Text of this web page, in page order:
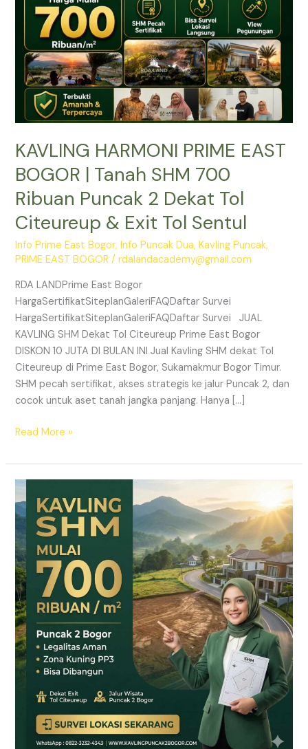
KAVLING HARMONI PRIME EAST
BOGOR | Tanah SHM 700
Ribuan Puncak 2 Dekat Tol
Citeureup & Exit Tol Sentul
Info Prime East Bogor,Info Puncak Dua,Kavling Puncak,
PRIME EAST BOGOR /rdalandacademy@gmail.com
RDA LANDPrime East Bogor
HargaSertifikatSiteplanGaleriFAQDaftar Survei
HargaSertifikatSiteplanGaleriFAQDaftar Survei JUAL
KAVLING SHM Dekat Tol Citeureup Prime East Bogor
DISKON 10 JUTA DI BULAN INI Jual Kavling SHM dekat Tol
Citeureup di Prime East Bogor, Sukamakmur Bogor Timur.
SHM pecah sertifikat, akses strategis ke jalur Puncak 2, dan
cocok untuk aset tanah jangka panjang. Hanya […]
Tanah
700
Ribuan
Puncak
Dekat
Citeureup
Exit
Tol
Read More »
HARMONI
PRIME
EAST
BOGOR
–
KAVLING
SHM
LEGAL
DI
PUNCAK
2
BOGOR